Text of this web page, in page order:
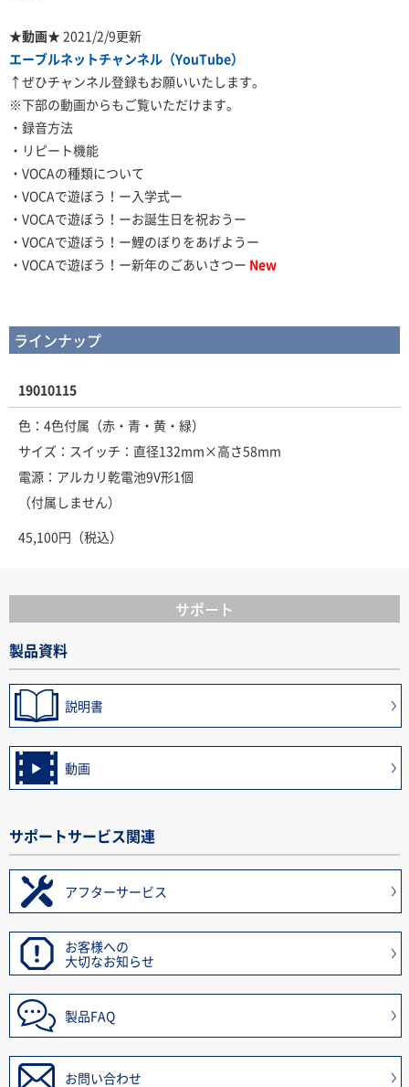
★動画★2021/2/9更新
エーブルネットチャンネル（YouTube）
↑ぜひチャンネル登録もお願いいたします。
※下部の動画からもご覧いただけます。
・録音方法
・リピート機能
・VOCAの種類について
・VOCAで遊ぼう！ー入学式ー
・VOCAで遊ぼう！ーお誕生日を祝おうー
・VOCAで遊ぼう！ー鯉のぼりをあげようー
・VOCAで遊ぼう！ー新年のごあいさつー New
ラインナップ
19010115
色：4色付属（赤・青・黄・緑）
サイズ：スイッチ：直径132mm×高さ58mm
電源：アルカリ乾電池9V形1個
（付属しません）
45,100円（税込）
サポート
製品資料
説明書
動画
サポートサービス関連
アフターサービス
お客様への
大切なお知らせ
製品FAQ
お問い合わせ